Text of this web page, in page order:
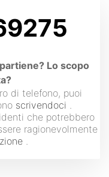
Lo scopo
di telefono, puoi
scrivendoci .
che potrebbero
ragionevolmente
.